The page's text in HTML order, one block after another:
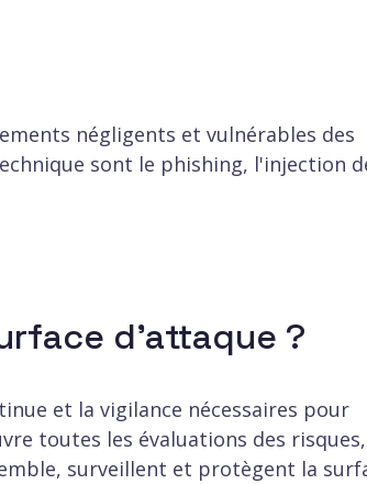
négligents et vulnérables des
sont le phishing, l'injection
d'attaque ?
et la vigilance nécessaires pour
toutes les évaluations des
surveillent et protègent la